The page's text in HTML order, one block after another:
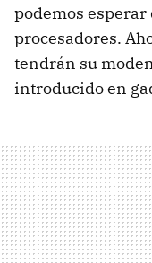
podemos esperar
procesadores.
tendrán su
introducido en